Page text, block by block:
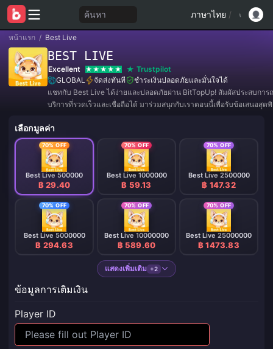
ค้นหา ภาษาไทย /
หน้าแรก / Best Live
BEST LIVE
Excellent
Trustpilot
GLOBAL
จัดส่งทันที
ชำระเงินปลอดภัยและมั่นใจได้
แชทกับ Best Live ได้ง่ายและปลอดภัยผ่าน BitTopUp! สัมผัสประสบกา
บริการที่รวดเร็วและเชื่อถือได้ มาร่วมสนุกกับเราตอนนี้เพื่อรับข้อเสนอสุด
เลือกมูลค่า
70% OFF
Best Live 500000
฿ 29.40
70% OFF
Best Live 1000000
฿ 59.13
70% OFF
Best Live 2500000
฿ 147.32
70% OFF
Best Live 5000000
฿ 294.63
70% OFF
Best Live 10000000
฿ 589.60
70% OFF
Best Live 25000000
฿ 1473.83
แสดงเพิ่มเติม +2
ข้อมูลการเติมเงิน
Player ID